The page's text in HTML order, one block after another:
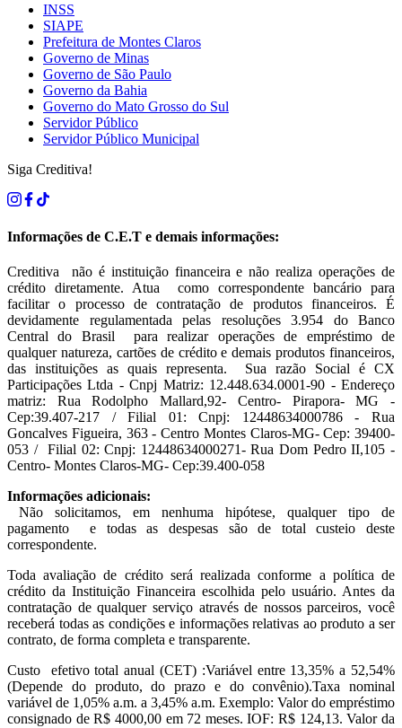
INSS
SIAPE
Prefeitura de Montes Claros
Governo de Minas
Governo de São Paulo
Governo da Bahia
Governo do Mato Grosso do Sul
Servidor Público
Servidor Público Municipal
Siga Creditiva!
Informações de C.E.T e demais informações:
Creditiva não é instituição financeira e não realiza operações de
crédito diretamente. Atua como correspondente bancário para
facilitar o processo de contratação de produtos financeiros. É
devidamente regulamentada pelas resoluções 3.954 do Banco
Central do Brasil para realizar operações de empréstimo de
qualquer natureza, cartões de crédito e demais produtos financeiros,
das instituições as quais representa. Sua razão Social é CX
Participações Ltda - Cnpj Matriz: 12.448.634.0001-90 - Endereço
matriz: Rua Rodolpho Mallard,92- Centro- Pirapora- MG -
Cep:39.407-217 / Filial 01: Cnpj: 12448634000786 - Rua
Goncalves Figueira, 363 - Centro Montes Claros-MG- Cep: 39400-
053 / Filial 02: Cnpj: 12448634000271- Rua Dom Pedro II,105 -
Centro- Montes Claros-MG- Cep:39.400-058
Informações adicionais:
Não solicitamos, em nenhuma hipótese, qualquer tipo de
pagamento e todas as despesas são de total custeio deste
correspondente.
Toda avaliação de crédito será realizada conforme a política de
crédito da Instituição Financeira escolhida pelo usuário. Antes da
contratação de qualquer serviço através de nossos parceiros, você
receberá todas as condições e informações relativas ao produto a ser
contrato, de forma completa e transparente.
Custo efetivo total anual (CET) :Variável entre 13,35% a 52,54%
(Depende do produto, do prazo e do convênio).Taxa nominal
variável de 1,05% a.m. a 3,45% a.m. Exemplo: Valor do empréstimo
consignado de R$ 4000,00 em 72 meses. IOF: R$ 124,13. Valor da